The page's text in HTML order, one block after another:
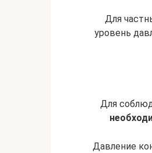
Для
уровень
Для
Давление